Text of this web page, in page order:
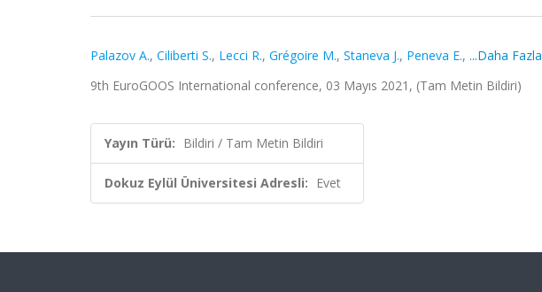
Palazov A., Ciliberti S., Lecci R., Grégoire M., Staneva J., Peneva E., ...Daha Fazla
9th EuroGOOS International conference, 03 Mayıs 2021, (Tam Metin Bildiri)
Yayın Türü: Bildiri / Tam Metin Bildiri
Dokuz Eylül Üniversitesi Adresli: Evet